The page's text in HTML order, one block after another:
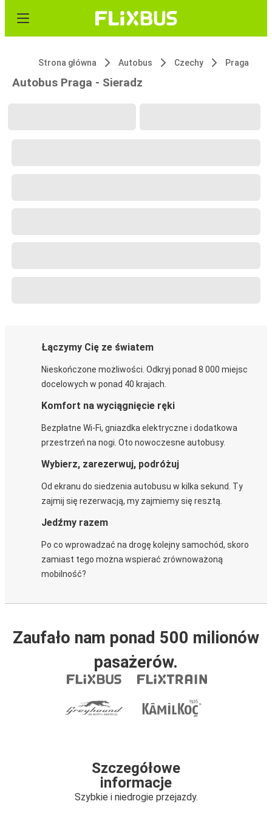
Strona główna Autobus Czechy Praga
Autobus Praga - Sieradz
Łączymy Cię ze światem
Nieskończone możliwości. Odkryj ponad 8 000 miejsc
docelowych w ponad 40 krajach.
Komfort na wyciągnięcie ręki
Bezpłatne Wi-Fi, gniazdka elektryczne i dodatkowa
przestrzeń na nogi. Oto nowoczesne autobusy.
Wybierz, zarezerwuj, podróżuj
Od ekranu do siedzenia autobusu w kilka sekund. Ty
zajmij się rezerwacją, my zajmiemy się resztą.
Jedźmy razem
Po co wprowadzać na drogę kolejny samochód, skoro
zamiast tego można wspierać zrównoważoną
mobilność?
Zaufało nam ponad 500 milionów
pasażerów.
Szczegółowe
informacje
Szybkie i niedrogie przejazdy.